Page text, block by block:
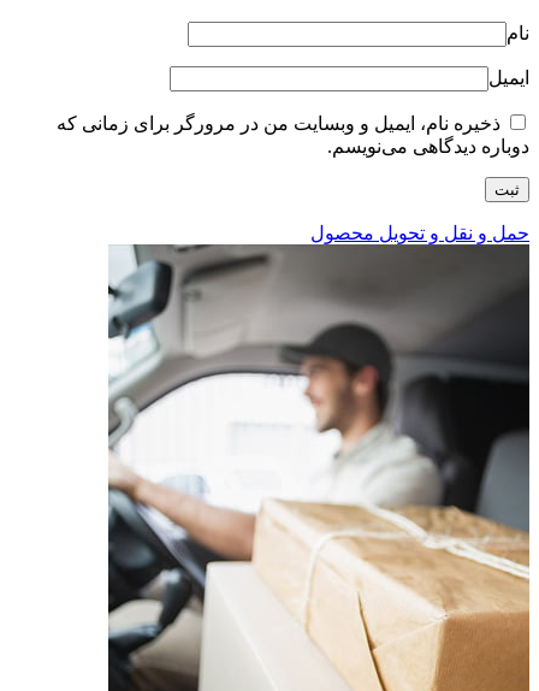
نام
ایمیل
ذخیره نام، ایمیل و وبسایت من در مرورگر برای زمانی که
دوباره دیدگاهی می‌نویسم.
حمل و نقل و تحویل محصول